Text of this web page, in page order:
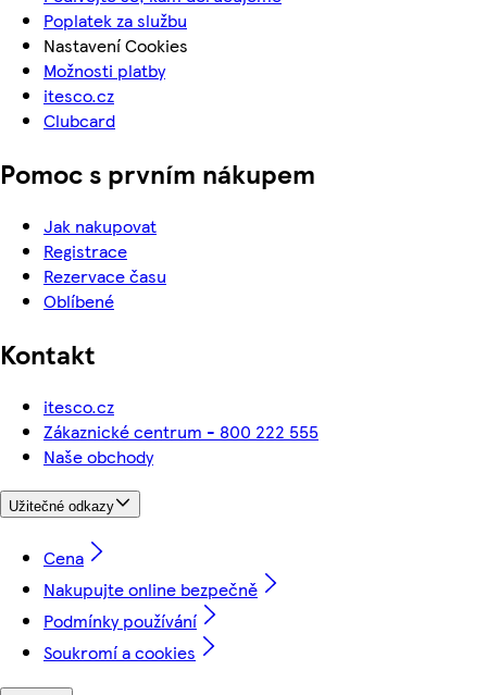
Poplatek za službu
Nastavení Cookies
Možnosti platby
itesco.cz
Clubcard
Pomoc s prvním nákupem
Jak nakupovat
Registrace
Rezervace času
Oblíbené
Kontakt
itesco.cz
Zákaznické centrum - 800 222 555
Naše obchody
Užitečné odkazy
Cena
Nakupujte online bezpečně
Podmínky používání
Soukromí a cookies